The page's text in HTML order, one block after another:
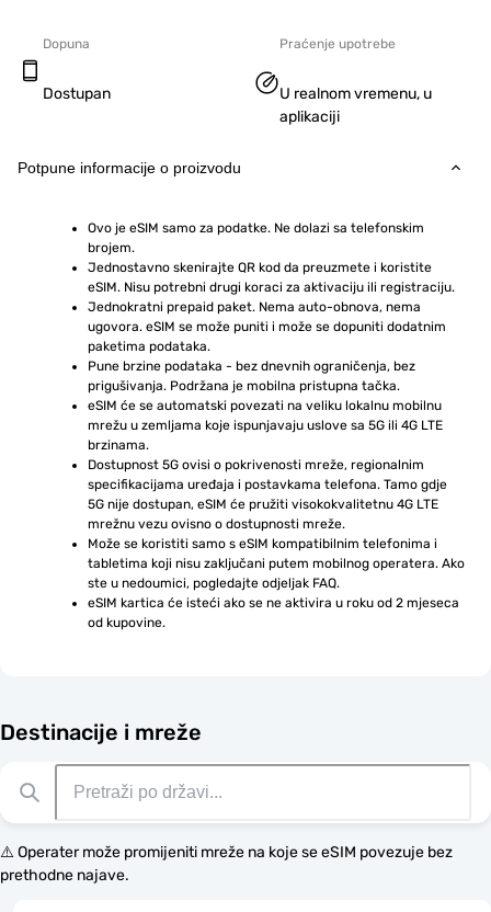
Dopuna
Dostupan
Praćenje upotrebe
U realnom vremenu, u
aplikaciji
Potpune informacije o proizvodu
Ovo je eSIM samo za podatke. Ne dolazi sa telefonskim
brojem.
Jednostavno skenirajte QR kod da preuzmete i koristite
eSIM. Nisu potrebni drugi koraci za aktivaciju ili registraciju.
Jednokratni prepaid paket. Nema auto-obnova, nema
ugovora. eSIM se može puniti i može se dopuniti dodatnim
paketima podataka.
Pune brzine podataka - bez dnevnih ograničenja, bez
prigušivanja. Podržana je mobilna pristupna tačka.
eSIM će se automatski povezati na veliku lokalnu mobilnu
mrežu u zemljama koje ispunjavaju uslove sa 5G ili 4G LTE
brzinama.
Dostupnost 5G ovisi o pokrivenosti mreže, regionalnim
specifikacijama uređaja i postavkama telefona. Tamo gdje
5G nije dostupan, eSIM će pružiti visokokvalitetnu 4G LTE
mrežnu vezu ovisno o dostupnosti mreže.
Može se koristiti samo s eSIM kompatibilnim telefonima i
tabletima koji nisu zaključani putem mobilnog operatera. Ako
ste u nedoumici, pogledajte odjeljak FAQ.
eSIM kartica će isteći ako se ne aktivira u roku od 2 mjeseca
od kupovine.
Destinacije i mreže
⚠️ Operater može promijeniti mreže na koje se eSIM povezuje bez
prethodne najave.